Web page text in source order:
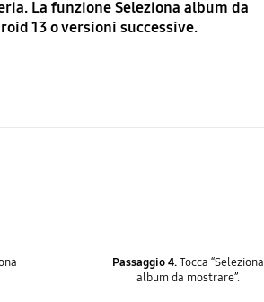
La funzione Seleziona album da
13 o versioni successive.
Passaggio 4.Tocca “Seleziona
album da mostrare”.